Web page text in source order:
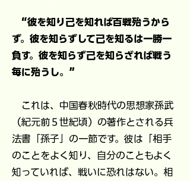
“彼を知り己を知れば百戦殆うから
ず。彼を知らずして己を知るは一勝一
負す。彼を知らず己を知らざれば戦う
毎に殆うし。”
これは、中国春秋時代の思想家孫武
（紀元前５世紀頃）の著作とされる兵
法書「孫子」の一節です。彼は「相手
のことをよく知り、自分のこともよく
知っていれば、戦いに恐れはない。相